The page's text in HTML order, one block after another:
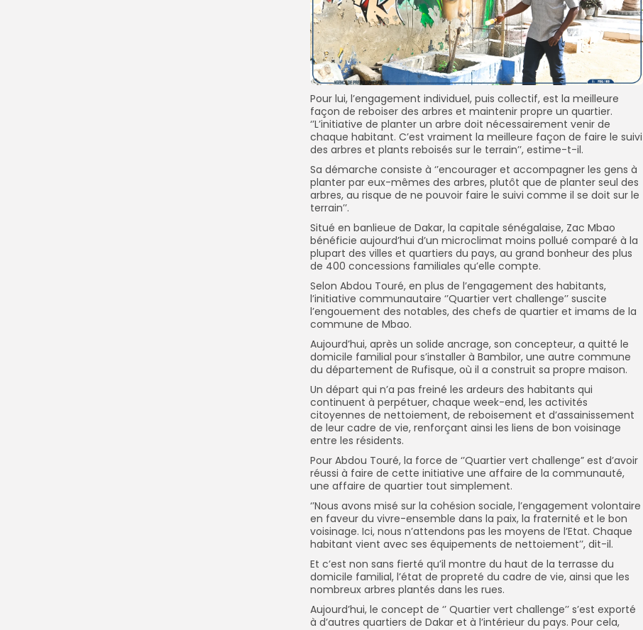
Pour lui, l’engagement individuel, puis collectif, est la meilleure
façon de reboiser des arbres et maintenir propre un quartier.
‘’L’initiative de planter un arbre doit nécessairement venir de
chaque habitant. C’est vraiment la meilleure façon de faire le suivi
des arbres et plants reboisés sur le terrain’’, estime-t-il.
Sa démarche consiste à ‘’encourager et accompagner les gens à
planter par eux-mêmes des arbres, plutôt que de planter seul des
arbres, au risque de ne pouvoir faire le suivi comme il se doit sur le
terrain’’.
Situé en banlieue de Dakar, la capitale sénégalaise, Zac Mbao
bénéficie aujourd’hui d’un microclimat moins pollué comparé à la
plupart des villes et quartiers du pays, au grand bonheur des plus
de 400 concessions familiales qu’elle compte.
Selon Abdou Touré, en plus de l’engagement des habitants,
l’initiative communautaire ‘’Quartier vert challenge’’ suscite
l’engouement des notables, des chefs de quartier et imams de la
commune de Mbao.
Aujourd’hui, après un solide ancrage, son concepteur, a quitté le
domicile familial pour s’installer à Bambilor, une autre commune
du département de Rufisque, où il a construit sa propre maison.
Un départ qui n’a pas freiné les ardeurs des habitants qui
continuent à perpétuer, chaque week-end, les activités
citoyennes de nettoiement, de reboisement et d’assainissement
de leur cadre de vie, renforçant ainsi les liens de bon voisinage
entre les résidents.
Pour Abdou Touré, la force de ‘’Quartier vert challenge” est d’avoir
réussi à faire de cette initiative une affaire de la communauté,
une affaire de quartier tout simplement.
‘’Nous avons misé sur la cohésion sociale, l’engagement volontaire
en faveur du vivre-ensemble dans la paix, la fraternité et le bon
voisinage. Ici, nous n’attendons pas les moyens de l’Etat. Chaque
habitant vient avec ses équipements de nettoiement’’, dit-il.
Et c’est non sans fierté qu’il montre du haut de la terrasse du
domicile familial, l’état de propreté du cadre de vie, ainsi que les
nombreux arbres plantés dans les rues.
Aujourd’hui, le concept de ‘’ Quartier vert challenge’’ s’est exporté
à d’autres quartiers de Dakar et à l’intérieur du pays. Pour cela,